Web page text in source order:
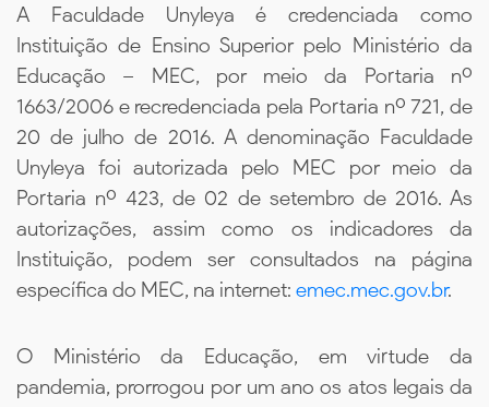
A Faculdade Unyleya é credenciada como
Instituição de Ensino Superior pelo Ministério da
Educação – MEC, por meio da Portaria nº
1663/2006 e recredenciada pela Portaria nº 721, de
20 de julho de 2016. A denominação Faculdade
Unyleya foi autorizada pelo MEC por meio da
Portaria nº 423, de 02 de setembro de 2016. As
autorizações, assim como os indicadores da
Instituição, podem ser consultados na página
específica do MEC, na internet: emec.mec.gov.br.
O Ministério da Educação, em virtude da
pandemia, prorrogou por um ano os atos legais da